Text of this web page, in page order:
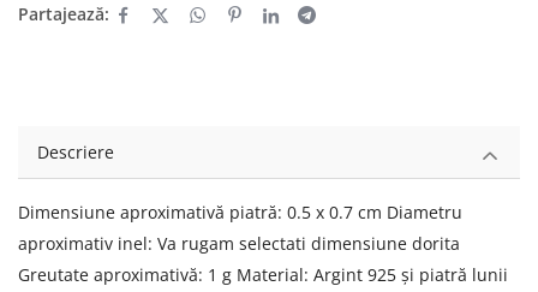
Partajează:
Descriere
Dimensiune aproximativă piatră: 0.5 x 0.7 cm Diametru
aproximativ inel: Va rugam selectati dimensiune dorita
Greutate aproximativă: 1 g Material: Argint 925 și piatră lunii